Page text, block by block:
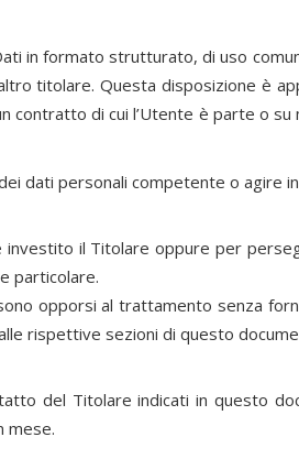
in formato strutturato, di uso
titolare. Questa disposizione è
di cui l’Utente è parte o
dati personali competente o agire
investito il Titolare oppure per
particolare.
opporsi al trattamento senza
rispettive sezioni di questo
del Titolare indicati in questo
mese.